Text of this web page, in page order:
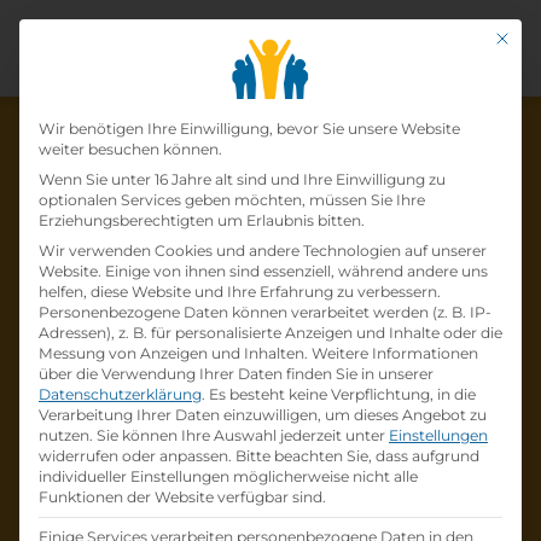
Die Lehrstelle wurde schon
besetzt!
Die LehrstelleLehre Einzelhandel –
Kraftfahrzeuge und Ersatzteile (m/w/d) AB
SOFORTbeiRaiffeisen-Lagerhaus
Hollabrunn-Horn eGenist schonbesetzt.
Firmenprofil besuchen
Andere Lehrstelle suchen
Mit
Datenschutz-
Wir benötigen Ihre Einwilligung, bevor Sie unsere Website
weiter besuchen können.
Wenn Sie unter 16 Jahre alt sind und Ihre Einwilligung zu
optionalen Services geben möchten, müssen Sie Ihre
Erziehungsberechtigten um Erlaubnis bitten.
Wir verwenden Cookies und andere Technologien auf unserer
Website. Einige von ihnen sind essenziell, während andere uns
helfen, diese Website und Ihre Erfahrung zu verbessern.
Personenbezogene Daten können verarbeitet werden (z. B. IP-
Adressen), z. B. für personalisierte Anzeigen und Inhalte oder die
Messung von Anzeigen und Inhalten. Weitere Informationen
über die Verwendung Ihrer Daten finden Sie in unserer
Datenschutzerklärung. Es besteht keine Verpflichtung, in die
Verarbeitung Ihrer Daten einzuwilligen, um dieses Angebot zu
nutzen. Sie können Ihre Auswahl jederzeit unter Einstellungen
widerrufen oder anpassen. Bitte beachten Sie, dass aufgrund
individueller Einstellungen möglicherweise nicht alle
Funktionen der Website verfügbar sind.
Einige Services verarbeiten personenbezogene Daten in den